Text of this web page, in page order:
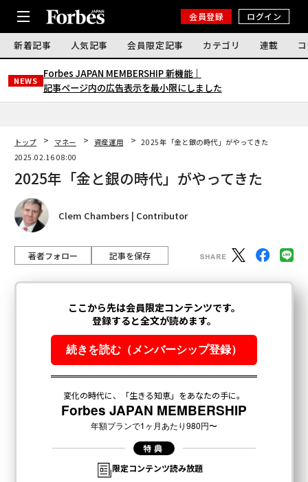
会員登録 ログイン
新着記事 人気記事 会員限定記事 カテゴリ 連載
NEWS
Forbes JAPAN MEMBERSHIP 新機能｜
記事ページ内の広告表示を最小限にしました
トップ マネー 資産運用
2025年「金と銀の時代」がやってきた
2025.02.16 08:00
2025年「金と銀の時代」がやってきた
Clem Chambers | Contributor
著者フォロー 記事を保存